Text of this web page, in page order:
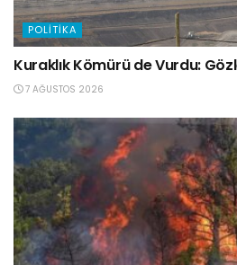
POLITIKA
Kuraklık Kömürü de Vurdu:
7 AĞUSTOS 2026